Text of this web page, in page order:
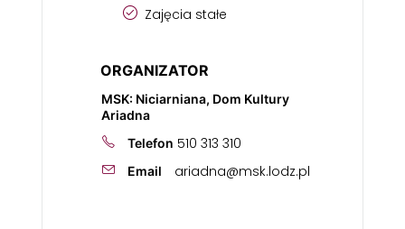
Zajęcia stałe
ORGANIZATOR
MSK: Niciarniana, Dom Kultury
Ariadna
Telefon 510 313 310
Email ariadna@msk.lodz.pl